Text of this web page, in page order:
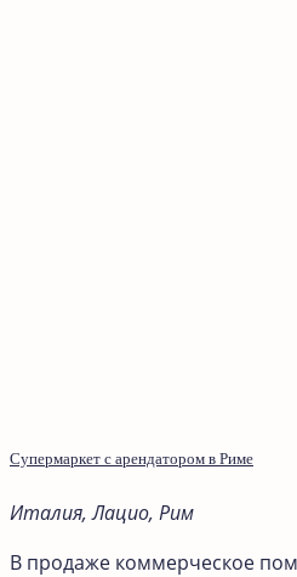
Cупермаркет с арендатором в Риме
Италия, Лацио, Рим
В продаже коммерческое